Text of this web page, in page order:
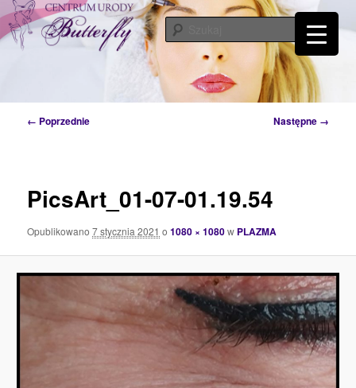
Przeskocz
do
tekstu
Centrum Urody Butterfly – Katowice
Tylko od Ciebie zależy kiedy zaczniesz o siebie dbać. Przyjdź a my Ci w tym
pomożemy…
Nawigacja
← Poprzednie Następne →
PicsArt_01-07-01.19.54
Opublikowano7 stycznia 2021 o1080 × 1080w PLAZMA